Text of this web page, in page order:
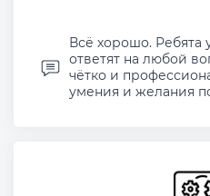
Всё хорошо. Ребята
ответят на любой
чётко и
умения и желания